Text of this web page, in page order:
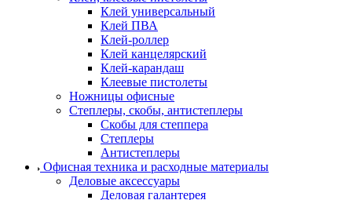
Клей универсальный
Клей ПВА
Клей-роллер
Клей канцелярский
Клей-карандаш
Клеевые пистолеты
Ножницы офисные
Степлеры, скобы, антистеплеры
Скобы для степпера
Степлеры
Антистеплеры
Офисная техника и расходные материалы
Деловые аксессуары
Деловая галантерея